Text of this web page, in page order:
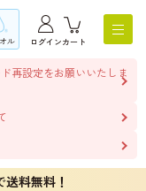
ル ログインカート
再設定をお願いいたしま
送料無料！